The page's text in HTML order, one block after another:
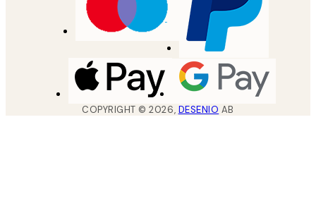
COPYRIGHT ©2026, DESENIO AB